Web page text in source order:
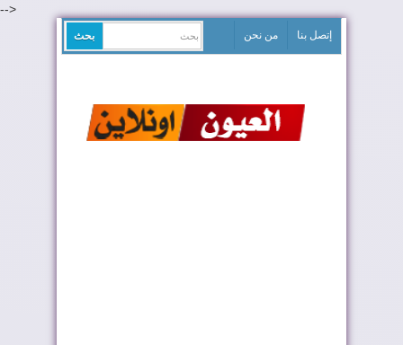
-->
إتصل بنا من نحن